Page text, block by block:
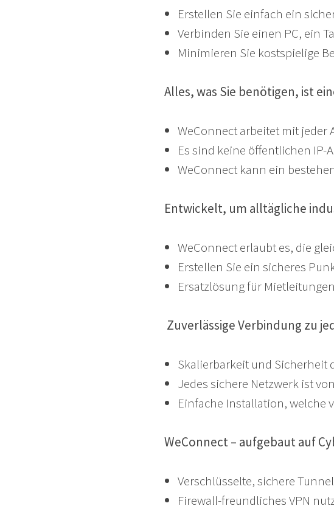
Erstellen Sie einfach ein
Verbinden Sie einen PC, ein
Minimieren Sie kostspielige
Alles, was Sie benötigen, ist
WeConnect arbeitet mit jeder
Es sind keine öffentlichen IP-
WeConnect kann ein
Entwickelt, um alltägliche
WeConnect erlaubt es, die
Erstellen Sie ein sicheres
Ersatzlösung für
Zuverlässige Verbindung zu
Skalierbarkeit und
Jedes sichere Netzwerk ist
Einfache Installation, welche
WeConnect – aufgebaut auf
Verschlüsselte, sichere
Firewall-freundliches VPN